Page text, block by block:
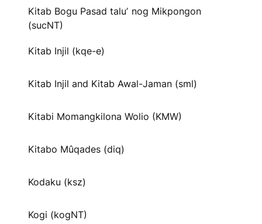
Kitab Bogu Pasad taluʼ nog Mikpongon
(sucNT)
Kitab Injil (kqe-e)
Kitab Injil and Kitab Awal-Jaman (sml)
Kitabi Momangkilona Wolio (KMW)
Kitabo Mûqades (diq)
Kodaku (ksz)
Kogi (kogNT)